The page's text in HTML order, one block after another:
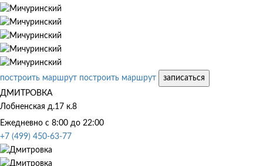
построить маршрут построить маршрут
записаться
ДМИТРОВКА
Лобненская д.17 к.8
Ежедневно с 8:00 до 22:00
+7 (499) 450-63-77